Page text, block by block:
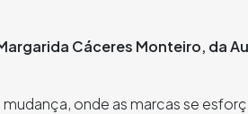
onde as marcas se